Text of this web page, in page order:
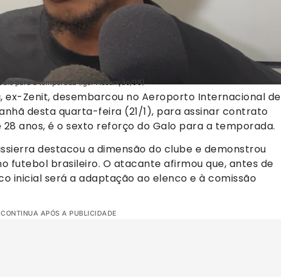
para a temporada (Igor Assunção/98)
ex-Zenit, desembarcou no Aeroporto Internacional de
desta quarta-feira (21/1), para assinar contrato
anos, é o sexto reforço do Galo para a temporada.
destacou a dimensão do clube e demonstrou
futebol brasileiro. O atacante afirmou que, antes de
inicial será a adaptação ao elenco e à comissão
CONTINUA APÓS A PUBLICIDADE